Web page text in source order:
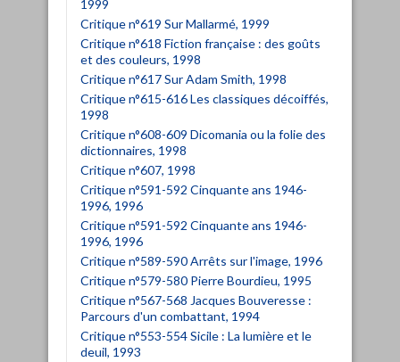
1999
Critique n°619 Sur Mallarmé, 1999
Critique n°618 Fiction française : des goûts
et des couleurs, 1998
Critique n°617 Sur Adam Smith, 1998
Critique n°615-616 Les classiques décoiffés,
1998
Critique n°608-609 Dicomania ou la folie des
dictionnaires, 1998
Critique n°607, 1998
Critique n°591-592 Cinquante ans 1946-
1996, 1996
Critique n°591-592 Cinquante ans 1946-
1996, 1996
Critique n°589-590 Arrêts sur l'image, 1996
Critique n°579-580 Pierre Bourdieu, 1995
Critique n°567-568 Jacques Bouveresse :
Parcours d'un combattant, 1994
Critique n°553-554 Sicile : La lumière et le
deuil, 1993